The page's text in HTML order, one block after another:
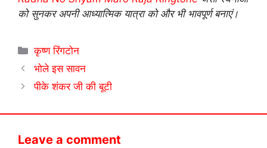
को सुनकर अपनी आध्यात्मिक यात्रा को और भी भावपूर्ण बनाएं।
Categories
कृष्ण रिंगटोन
भोले इस सावन
पीके शंकर जी की बूटी
Leave a comment